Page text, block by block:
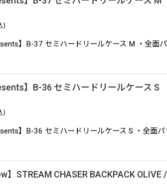
)
】B-37 セミハードリールケース M ・全面
】B-36 セミハードリールケース S
)
】B-36 セミハードリールケース S ・全面
】STREAM CHASER BACKPACK